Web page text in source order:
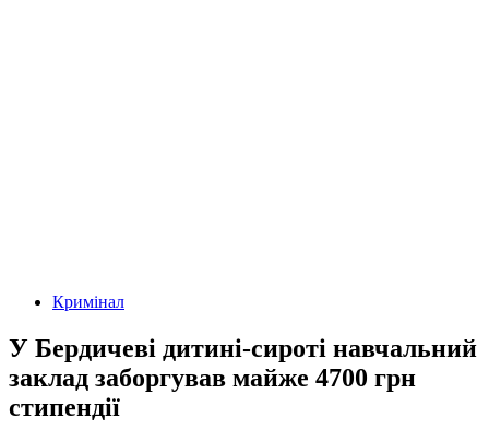
Кримінал
У Бердичеві дитині-сироті навчальний
заклад заборгував майже 4700 грн
стипендії